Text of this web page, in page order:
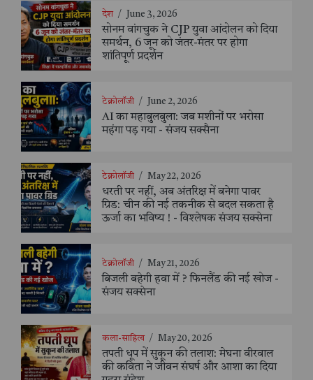
देश / June 3, 2026
सोनम वांगचुक ने CJP युवा आंदोलन को दिया
समर्थन, 6 जून को जंतर-मंतर पर होगा
शांतिपूर्ण प्रदर्शन
टेक्नोलॉजी / June 2, 2026
AI का महाबुलबुला: जब मशीनों पर भरोसा
महंगा पड़ गया - संजय सक्सैना
टेक्नोलॉजी / May 22, 2026
धरती पर नहीं, अब अंतरिक्ष में बनेगा पावर
ग्रिड: चीन की नई तकनीक से बदल सकता है
ऊर्जा का भविष्य ! - विश्लेषक संजय सक्सेना
टेक्नोलॉजी / May 21, 2026
बिजली बहेगी हवा में ? फिनलैंड की नई खोज -
संजय सक्सेना
कला-साहित्य / May 20, 2026
तपती धूप में सुकून की तलाश: मेघना वीरवाल
की कविता ने जीवन संघर्ष और आशा का दिया